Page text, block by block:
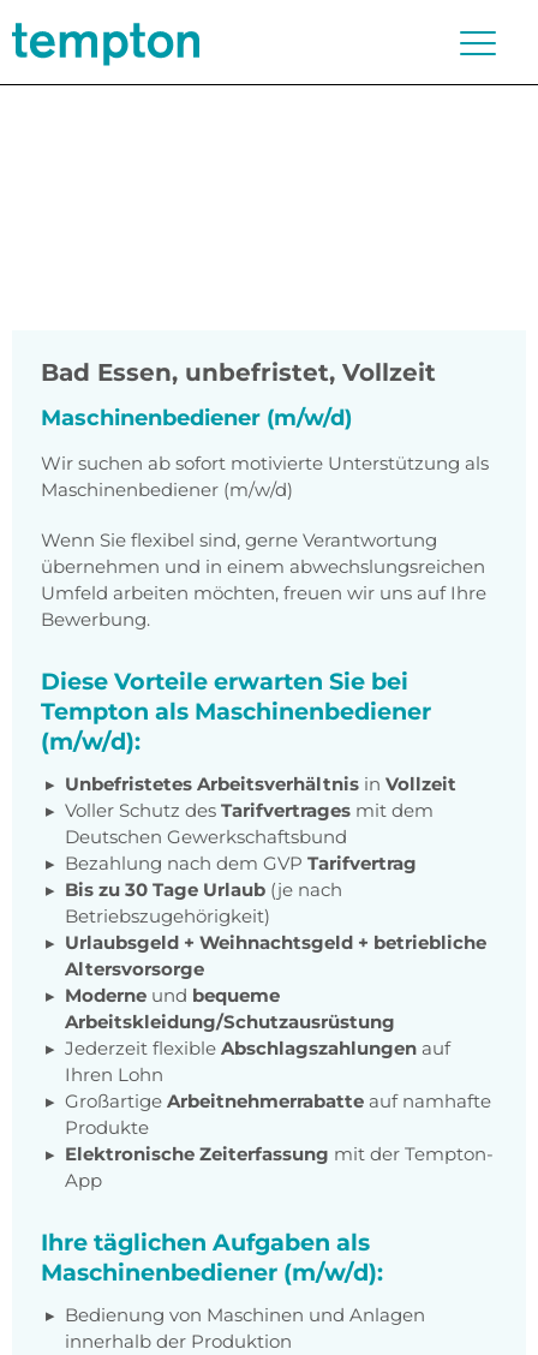
Bad Essen, unbefristet, Vollzeit
Maschinenbediener (m/w/d)
Wir suchen ab sofort motivierte Unterstützung als
Maschinenbediener (m/w/d)
Wenn Sie flexibel sind, gerne Verantwortung
übernehmen und in einem abwechslungsreichen
Umfeld arbeiten möchten, freuen wir uns auf Ihre
Bewerbung.
Diese Vorteile erwarten Sie bei
Tempton als Maschinenbediener
(m/w/d):
Unbefristetes Arbeitsverhältnis in Vollzeit
Voller Schutz des Tarifvertrages mit dem
Deutschen Gewerkschaftsbund
Bezahlung nach dem GVP Tarifvertrag
Bis zu 30 Tage Urlaub (je nach
Betriebszugehörigkeit)
Urlaubsgeld + Weihnachtsgeld + betriebliche
Altersvorsorge
Moderne und bequeme
Arbeitskleidung/Schutzausrüstung
Jederzeit flexible Abschlagszahlungen auf
Ihren Lohn
Großartige Arbeitnehmerrabatte auf namhafte
Produkte
Elektronische Zeiterfassung mit der Tempton-
App
Ihre täglichen Aufgaben als
Maschinenbediener (m/w/d):
Bedienung von Maschinen und Anlagen
innerhalb der Produktion